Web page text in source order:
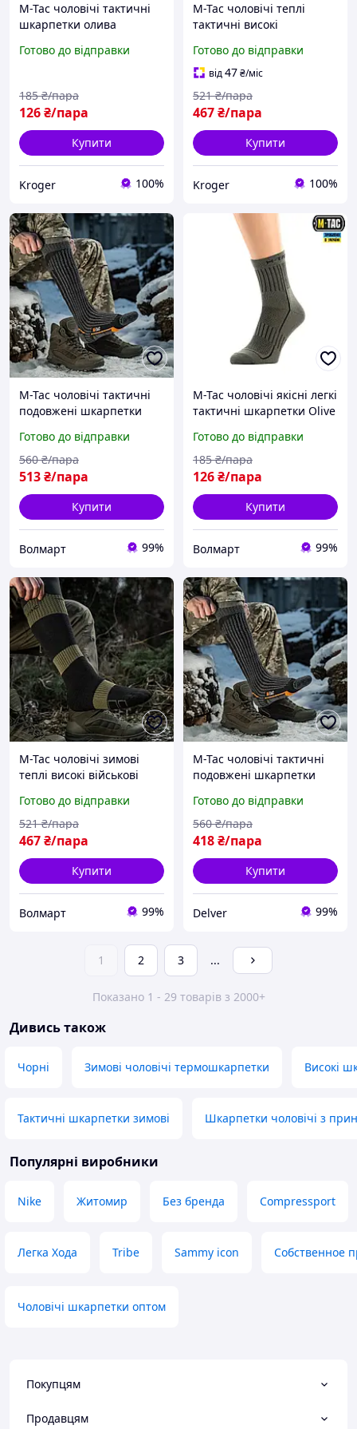
M-Tac чоловічі тактичні
шкарпетки олива
Готово до відправки
126₴/пара
185 ₴/пара
Купити
Kroger 100%
M-Tac чоловічі теплі
тактичні високі
Готово до відправки
від47₴/міс
467₴/пара
521 ₴/пара
Купити
Kroger 100%
M-Tac чоловічі тактичні
подовжені шкарпетки
шкарпетки під берці
Coolmax 75% Long Black
Готово до відправки
513₴/пара
560 ₴/пара
Купити
Волмарт 99%
M-Tac чоловічі якісні легкі
тактичні шкарпетки Olive
Готово до відправки
126₴/пара
185 ₴/пара
Купити
Волмарт 99%
M-Tac чоловічі зимові
теплі високі військові
Готово до відправки
467₴/пара
521 ₴/пара
Купити
Волмарт 99%
M-Tac чоловічі тактичні
подовжені шкарпетки
шкарпетки під берці
Coolmax 75% Long Black
Готово до відправки
418₴/пара
560 ₴/пара
Купити
Delver 99%
1 2 3 ...
Показано 1 - 29 товарів з 2000+
Дивись також
Чорні Зимові чоловічі термошкарпетки Високі
Тактичні шкарпетки зимові Шкарпетки чоловічі з
Популярні виробники
Nike Житомир Без бренда Compressport
Легка Хода Tribe Sammy icon Собственное
Чоловічі шкарпетки оптом
Покупцям
Продавцям